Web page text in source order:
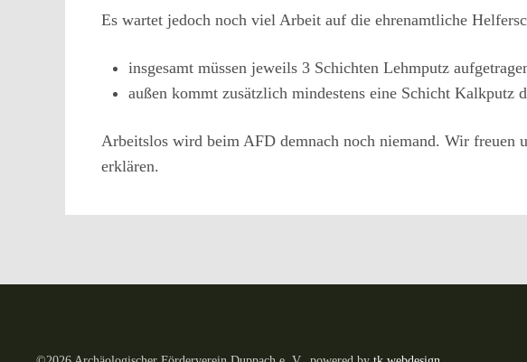
Es wartet jedoch noch viel Arbeit auf die ehrenamtliche
insgesamt müssen jeweils 3 Schichten Lehmputz
außen kommt zusätzlich mindestens eine Schicht Kalkputz
Arbeitslos wird beim AFD demnach noch niemand. Wir freuen
erklären.